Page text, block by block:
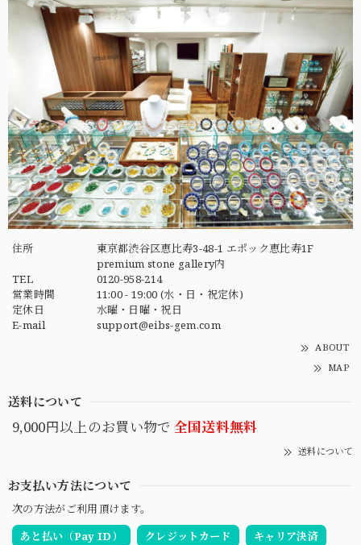
住所
東京都渋谷区恵比寿3-48-1 エポック恵比寿1F
premium stone gallery内
TEL
0120-958-214
営業時間
11:00 - 19:00 (水・日・祝定休)
定休日
水曜・日曜・祝日
E-mail
support@eibs-gem.com
ABOUT
MAP
送料について
9,000円以上のお買い物で 全国送料無料
送料について
お支払い方法について
次の方法がご利用頂けます。
あと払い（Pay ID）
クレジットカード キャリア決済